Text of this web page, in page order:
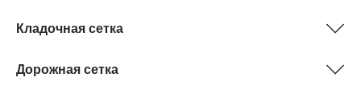
Кладочная сетка
Дорожная сетка